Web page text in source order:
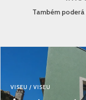
Também
VISEU / VISEU